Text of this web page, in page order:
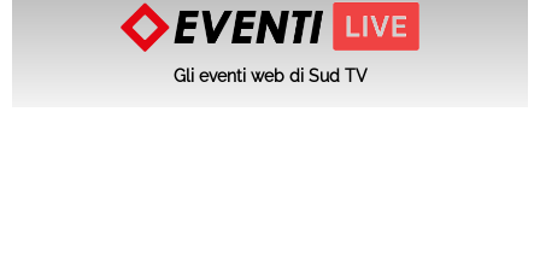
Gli eventi web di Sud TV